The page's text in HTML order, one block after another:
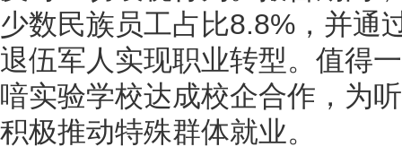
少数民族员工占比8.8%，并通
退伍军人实现职业转型。值得
喑实验学校达成校企合作，为
积极推动特殊群体就业。